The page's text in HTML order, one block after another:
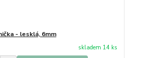
- lesklá, 6mm
skladem 14 ks